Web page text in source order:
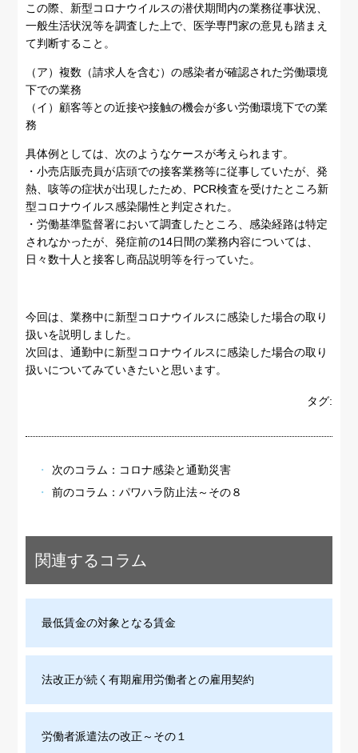
この際、新型コロナウイルスの潜伏期間内の業務従事状況、
一般生活状況等を調査した上で、医学専門家の意見も踏まえ
て判断すること。
（ア）複数（請求人を含む）の感染者が確認された労働環境
下での業務
（イ）顧客等との近接や接触の機会が多い労働環境下での業
務
具体例としては、次のようなケースが考えられます。
・小売店販売員が店頭での接客業務等に従事していたが、発
熱、咳等の症状が出現したため、PCR検査を受けたところ新
型コロナウイルス感染陽性と判定された。
・労働基準監督署において調査したところ、感染経路は特定
されなかったが、発症前の14日間の業務内容については、
日々数十人と接客し商品説明等を行っていた。
今回は、業務中に新型コロナウイルスに感染した場合の取り
扱いを説明しました。
次回は、通勤中に新型コロナウイルスに感染した場合の取り
扱いについてみていきたいと思います。
タグ:
次のコラム： コロナ感染と通勤災害
前のコラム： パワハラ防止法～その８
関連するコラム
最低賃金の対象となる賃金
法改正が続く有期雇用労働者との雇用契約
労働者派遣法の改正～その１